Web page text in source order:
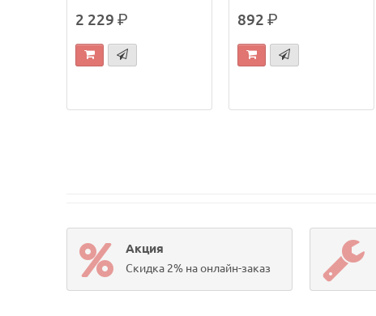
2 229р. 892р.
Акция
Скидка 2% на онлайн-заказ